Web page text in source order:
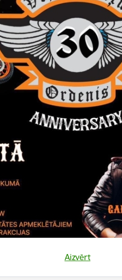
Aizvērt
kalendāra gados dzimuši bērni-
grupu kā vienīgo attiecīgajā
izglītības vecuma
izglītības programmas
programmā. Vienā pirmsskolas
ārējiem normatīvajiem
grupu skaits izglītības
grupu skaitu izglītības iestādē
skaitu un Valsts izglītības
pašvaldības izpilddirektora
Gulbenes novada
izglītojamo skaitu
2024.gada 1.jūnijā.
domes priekšsēdētājs